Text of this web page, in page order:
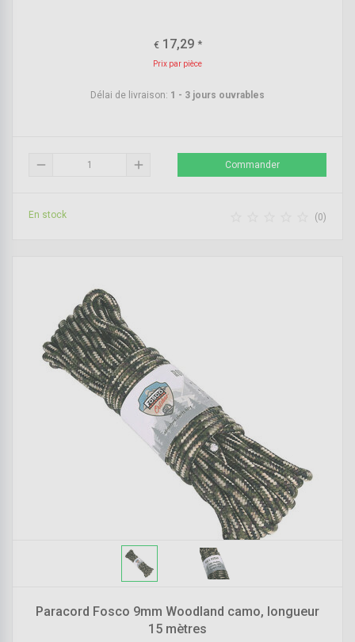
€17,29 *
Prix par pièce
Délai de livraison: 1 - 3 jours ouvrables
remove add Commander
En stock (0)
Paracord Fosco 9mm Woodland camo, longueur
15 mètres